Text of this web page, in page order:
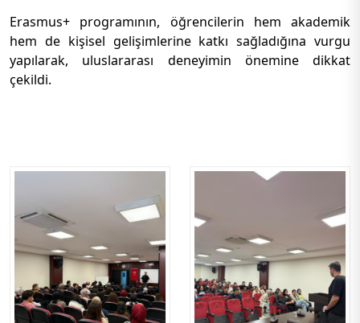
Erasmus+ programının, öğrencilerin hem akademik
hem de kişisel gelişimlerine katkı sağladığına vurgu
yapılarak, uluslararası deneyimin önemine dikkat
çekildi.